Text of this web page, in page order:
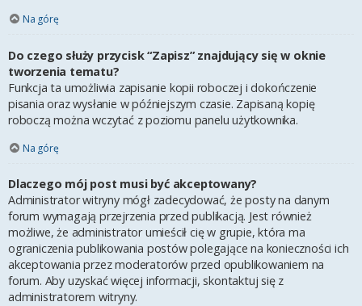
Na górę
Do czego służy przycisk “Zapisz” znajdujący się w oknie
tworzenia tematu?
Funkcja ta umożliwia zapisanie kopii roboczej i dokończenie
pisania oraz wysłanie w późniejszym czasie. Zapisaną kopię
roboczą można wczytać z poziomu panelu użytkownika.
Na górę
Dlaczego mój post musi być akceptowany?
Administrator witryny mógł zadecydować, że posty na danym
forum wymagają przejrzenia przed publikacją. Jest również
możliwe, że administrator umieścił cię w grupie, która ma
ograniczenia publikowania postów polegające na konieczności ich
akceptowania przez moderatorów przed opublikowaniem na
forum. Aby uzyskać więcej informacji, skontaktuj się z
administratorem witryny.